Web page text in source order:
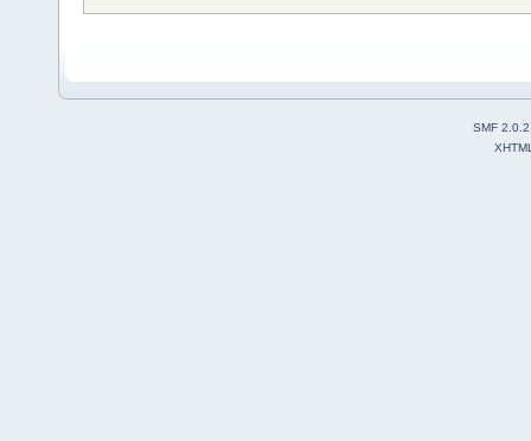
SMF 2.0.2